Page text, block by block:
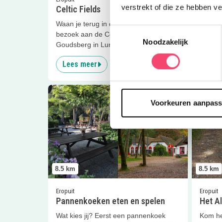
verstrekt of die ze hebben
Noodzakelijk
Voorkeuren
Celtic Fields
Waan je terug in de tijd met een
bezoek aan de Celtic Fields op de
Goudsberg in Lunteren!
Lees meer
8.5 km
Eropuit
Pannenkoeken eten en spelen
Wat kies jij? Eerst een pannenkoek
Lees meer Pannenkoeken eten en spelen
8.5 km
Eropuit
Het
Kom
Lees